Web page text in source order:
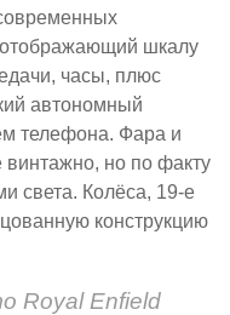
шкалу
часы, плюс
автономный
телефона. Фара и
но по факту
света. Колёса, 19-е
конструкцию
Royal Enfield